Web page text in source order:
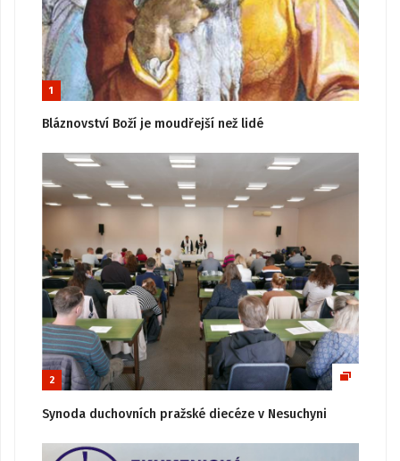
1
Bláznovství Boží je moudřejší než lidé
2
Synoda duchovních pražské diecéze v Nesuchyni